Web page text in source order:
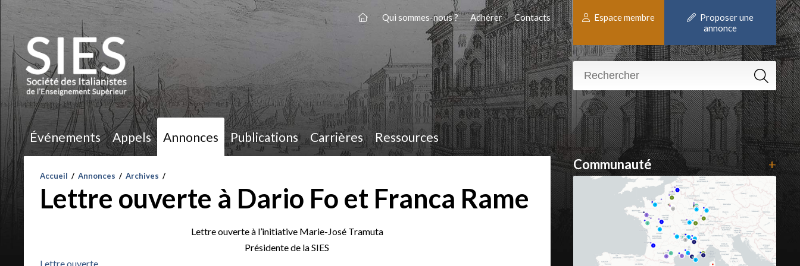
Qui sommes-nous ? Adhérer Contacts
Événements Appels Annonces Publications Carrières Ressources
Espace membre
Proposer une
annonce
Accueil / Annonces / Archives /
Lettre ouverte à Dario Fo et Franca Rame
Lettre ouverte à l’initiative Marie-José Tramuta
Présidente de la SIES
Lettre ouverte
Communauté +